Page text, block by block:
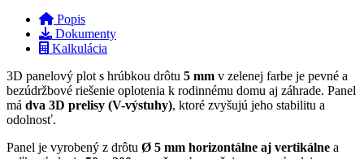
Popis
Dokumenty
Kalkulácia
3D panelový plot s hrúbkou drôtu 5 mm v zelenej farbe je pevné a
bezúdržbové riešenie oplotenia k rodinnému domu aj záhrade. Panel
má dva 3D prelisy (V-výstuhy), ktoré zvyšujú jeho stabilitu a
odolnosť.
Panel je vyrobený z drôtu Ø 5 mm horizontálne aj vertikálne a